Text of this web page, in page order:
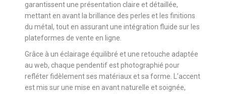
garantissent une présentation claire et détaillée,
mettant en avant la brillance des perles et les finitions
du métal, tout en assurant une intégration fluide sur les
plateformes de vente en ligne.
Grâce à un éclairage équilibré et une retouche adaptée
au web, chaque pendentif est photographié pour
refléter fidèlement ses matériaux et sa forme. L’accent
est mis sur une mise en avant naturelle et soignée,